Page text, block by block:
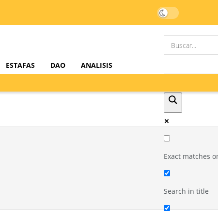
ESTAFAS DAO
ANALISIS
Exact matches
Search in title